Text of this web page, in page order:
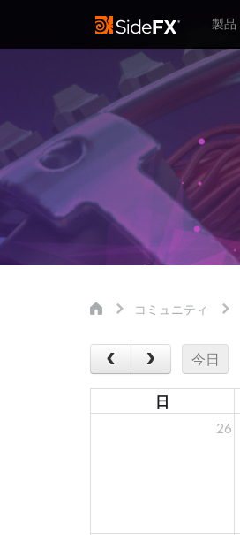
製品
コミュニティ
今日
日
26